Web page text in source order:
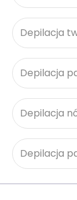
Depilacja
Depilacja
Depilacja
Depilacja